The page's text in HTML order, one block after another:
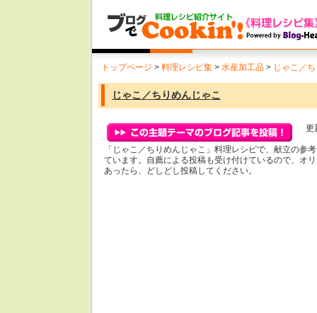
トップページ > 料理レシピ集 > 水産加工品 > じゃこ／
じゃこ／ちりめんじゃこ
更
「じゃこ／ちりめんじゃこ」料理レシピで、献立の参
ています。自薦による投稿も受け付けているので、オ
あったら、どしどし投稿してください。